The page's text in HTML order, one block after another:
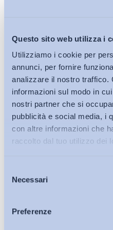
Questo sito web utilizza i
Utilizziamo i cookie per
annunci, per fornire
analizzare il nostro traffico.
informazioni sul modo in
nostri partner che si
pubblicità e social media, i
con altre informazioni che
raccolto dal tuo utilizzo dei
delNecessari
Preferenze
Bollettini ADAPT
Articoli
Rileggendo i classici del
territoriale tra...
27 Luglio 2026